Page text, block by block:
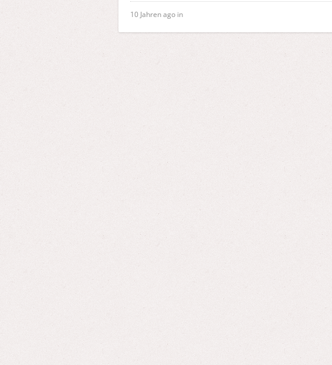
10 Jahren ago in